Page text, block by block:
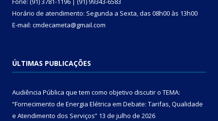
Horário de atendimento: Segunda a Sexta, das 08h00 às 13h00
E-mail: cmdecameta@gmail.com
ÚLTIMAS PUBLICAÇÕES
Audiência Pública que tem como objetivo discutir o TEMA:
“Fornecimento de Energia Elétrica em Debate: Tarifas, Qualidade
e Atendimento dos Serviços” 13 de julho de 2026